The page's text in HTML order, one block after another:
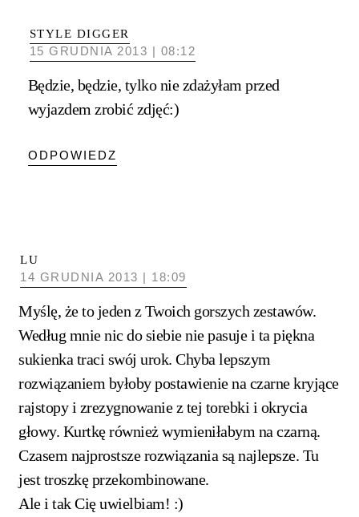
STYLE DIGGER
15 GRUDNIA 2013 | 08:12
Będzie, będzie, tylko nie zdażyłam przed
wyjazdem zrobić zdjęć:)
ODPOWIEDZ
LU
14 GRUDNIA 2013 | 18:09
Myślę, że to jeden z Twoich gorszych zestawów.
Według mnie nic do siebie nie pasuje i ta piękna
sukienka traci swój urok. Chyba lepszym
rozwiązaniem byłoby postawienie na czarne kryjące
rajstopy i zrezygnowanie z tej torebki i okrycia
głowy. Kurtkę również wymieniłabym na czarną.
Czasem najprostsze rozwiązania są najlepsze. Tu
jest troszkę przekombinowane.
Ale i tak Cię uwielbiam! :)